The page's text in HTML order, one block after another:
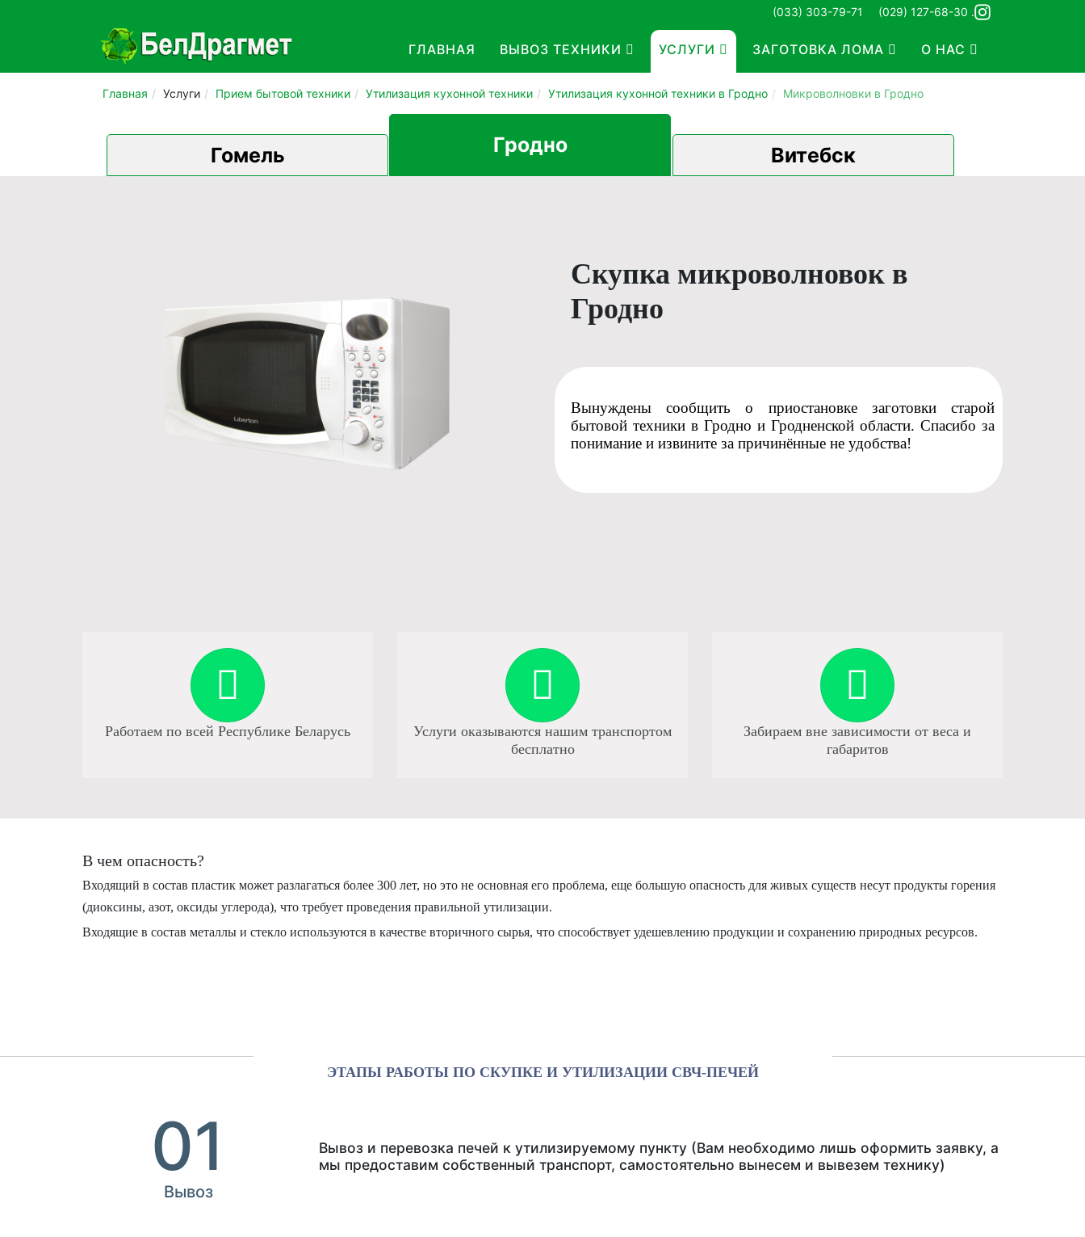
(033) 303-79-71 (029) 127-68-30 .
ГЛАВНАЯ ВЫВОЗ ТЕХНИКИ УСЛУГИ ЗАГОТОВКА ЛОМА О НАС
Главная Услуги Прием бытовой техники Утилизация кухонной техники Утилизация кухонной техники в Гродно Микроволновки в Гродно
Гомель Гродно Витебск
Скупка микроволновок в
Гродно
Вынуждены сообщить о приостановке заготовки старой
бытовой техники в Гродно и Гродненской области. Спасибо за
понимание и извините за причинённые не удобства!
Работаем по всей Республике Беларусь
Услуги оказываются нашим транспортом
бесплатно
Забираем вне зависимости от веса и
габаритов
В чем опасность?
Входящий в состав пластик может разлагаться более 300 лет, но это не основная его проблема, еще большую опасность для живых существ несут продукты горения
(диоксины, азот, оксиды углерода), что требует проведения правильной утилизации.
Входящие в состав металлы и стекло используются в качестве вторичного сырья, что способствует удешевлению продукции и сохранению природных ресурсов.
ЭТАПЫ РАБОТЫ ПО СКУПКЕ И УТИЛИЗАЦИИ СВЧ-ПЕЧЕЙ
01
Вывоз
Вывоз и перевозка печей к утилизируемому пункту (Вам необходимо лишь оформить заявку, а
мы предоставим собственный транспорт, самостоятельно вынесем и вывезем технику)